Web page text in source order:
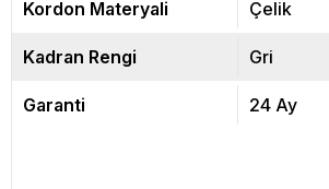
Kordon Materyali Çelik
Kadran Rengi Gri
Garanti 24 Ay